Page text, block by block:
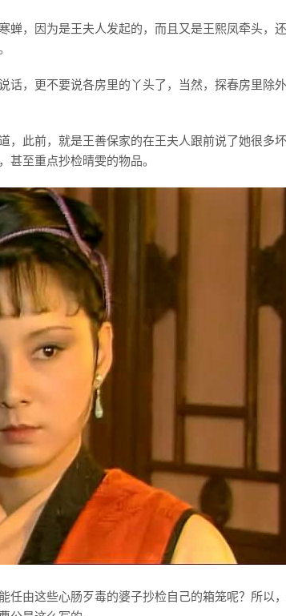
蝉，因为是王夫人发起的，而且又是王熙凤牵头，
话，更不要说各房里的丫头了，当然，探春房里除
，此前，就是王善保家的在王夫人跟前说了她很多
甚至重点抄检晴雯的物品。
任由这些心肠歹毒的婆子抄检自己的箱笼呢？所以